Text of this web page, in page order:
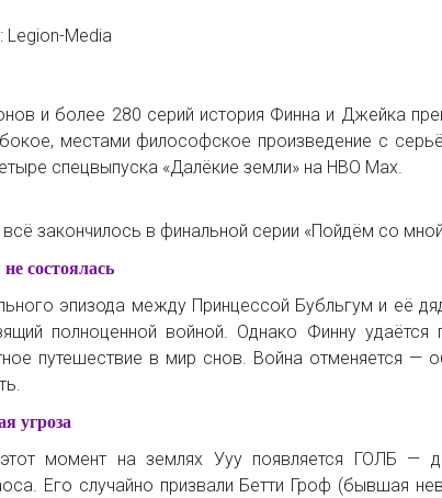
Legion-Media
и более 280 серий история Финна и Джейка
местами философское произведение с
спецвыпуска «Далёкие земли» на HBO Max.
закончилось в финальной серии «Пойдём со
состоялась
эпизода между Принцессой Бубльгум и её
полноценной войной. Однако Финну
путешествие в мир снов. Война отменяется —
угроза
момент на землях Ууу появляется ГОЛБ —
Его случайно призвали Бетти Гроф (бывшая